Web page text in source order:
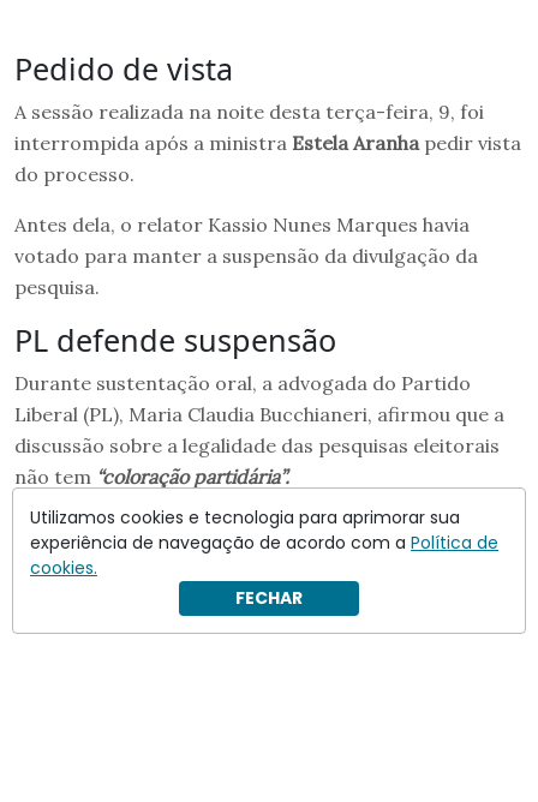
Pedido de vista
A sessão realizada na noite desta terça-feira, 9, foi
interrompida após a ministra Estela Aranha pedir vista
do processo.
Antes dela, o relator Kassio Nunes Marques havia
votado para manter a suspensão da divulgação da
pesquisa.
PL defende suspensão
Durante sustentação oral, a advogada do Partido
Liberal (PL), Maria Claudia Bucchianeri, afirmou que a
discussão sobre a legalidade das pesquisas eleitorais
não tem “coloração partidária”.
Utilizamos cookies e tecnologia para aprimorar sua
experiência de navegação de acordo com a Política de
cookies.
FECHAR